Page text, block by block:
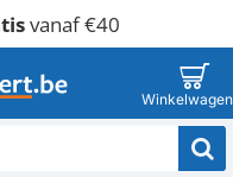
vanaf €40